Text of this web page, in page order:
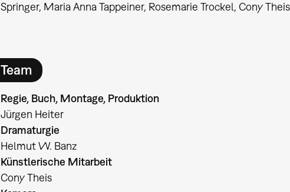
Springer, Maria Anna Tappeiner, Rosemarie Trockel, Cony
Team
Regie, Buch, Montage, Produktion
Jürgen Heiter
Dramaturgie
Helmut W. Banz
Künstlerische Mitarbeit
Cony Theis